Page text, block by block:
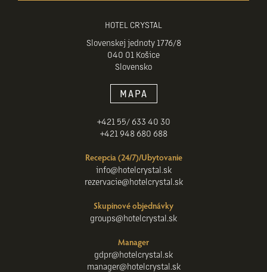
HOTEL CRYSTAL
Slovenskej jednoty 1776/8
040 01 Košice
Slovensko
MAPA
+421 55/ 633 40 30
+421 948 680 688
Recepcia (24/7)/Ubytovanie
info@hotelcrystal.sk
rezervacie@hotelcrystal.sk
Skupinové objednávky
groups@hotelcrystal.sk
Manager
gdpr@hotelcrystal.sk
manager@hotelcrystal.sk